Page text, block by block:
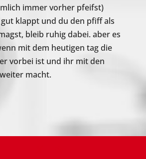
immer vorher pfeifst)
klappt und du den pfiff als
bleib ruhig dabei. aber es
mit dem heutigen tag die
vorbei ist und ihr mit den
macht.